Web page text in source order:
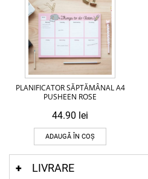
PLANIFICATOR SĂPTĂMÂNAL A4
PUSHEEN ROSE
44.90 lei
ADAUGĂ ÎN COȘ
LIVRARE